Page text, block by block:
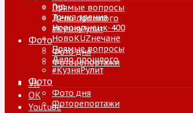
Прямые вопросы
Дело прошлого
#КузняРулит
Фото
Фото дня
Фоторепортажи
VK
ОК
Youtube
Гид
Точка зрения
Новокузнецк-400
НовоKUZнечане
Прямые вопросы
Дело прошлого
#КузняРулит
Фото
Фото дня
Фоторепортажи